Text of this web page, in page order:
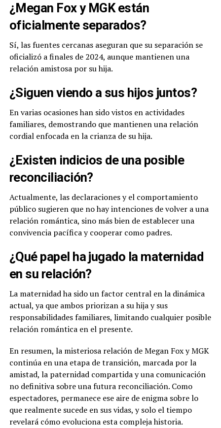
¿Megan Fox y MGK están
oficialmente separados?
Sí, las fuentes cercanas aseguran que su separación se
oficializó a finales de 2024, aunque mantienen una
relación amistosa por su hija.
¿Siguen viendo a sus hijos juntos?
En varias ocasiones han sido vistos en actividades
familiares, demostrando que mantienen una relación
cordial enfocada en la crianza de su hija.
¿Existen indicios de una posible
reconciliación?
Actualmente, las declaraciones y el comportamiento
público sugieren que no hay intenciones de volver a una
relación romántica, sino más bien de establecer una
convivencia pacífica y cooperar como padres.
¿Qué papel ha jugado la maternidad
en su relación?
La maternidad ha sido un factor central en la dinámica
actual, ya que ambos priorizan a su hija y sus
responsabilidades familiares, limitando cualquier posible
relación romántica en el presente.
En resumen, la misteriosa relación de Megan Fox y MGK
continúa en una etapa de transición, marcada por la
amistad, la paternidad compartida y una comunicación
no definitiva sobre una futura reconciliación. Como
espectadores, permanece ese aire de enigma sobre lo
que realmente sucede en sus vidas, y solo el tiempo
revelará cómo evoluciona esta compleja historia.